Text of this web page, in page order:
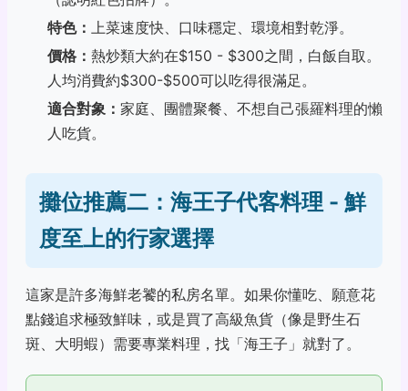
特色： 上菜速度快、口味穩定、環境相對乾淨。
價格： 熱炒類大約在$150 - $300之間，白飯自取。
人均消費約$300-$500可以吃得很滿足。
適合對象： 家庭、團體聚餐、不想自己張羅料理的懶
人吃貨。
攤位推薦二：海王子代客料理 - 鮮
度至上的行家選擇
這家是許多海鮮老饕的私房名單。如果你懂吃、願意花
點錢追求極致鮮味，或是買了高級魚貨（像是野生石
斑、大明蝦）需要專業料理，找「海王子」就對了。